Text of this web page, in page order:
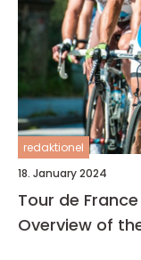
redaktionel
18. January 2024
Tour de
Overview of